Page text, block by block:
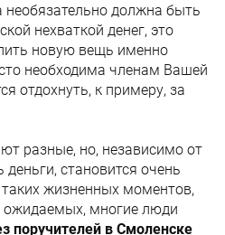
необязательно должна быть
нехваткой денег, это
новую вещь именно
необходима членам Вашей
отдохнуть, к примеру, за
разные, но, независимо от
деньги, становится очень
жизненных моментов,
ожидаемых, многие люди
поручителей в Смоленске